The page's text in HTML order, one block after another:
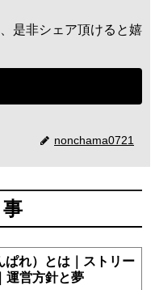
是非シェア頂けると嬉
nonchama0721
れ）とは｜ストリー
運営方針と夢